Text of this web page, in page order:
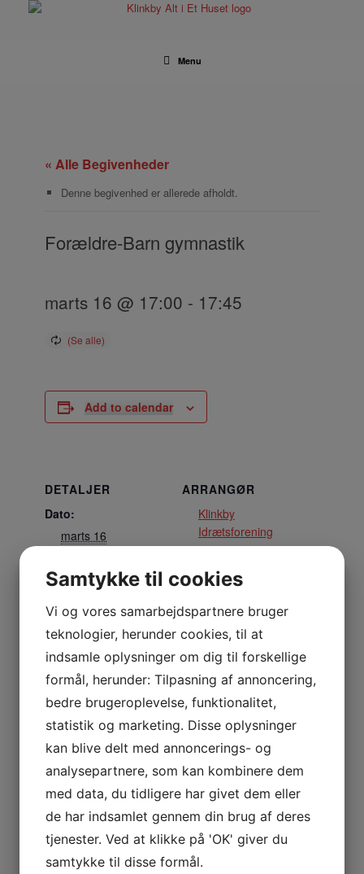
Menu
« Alle Begivenheder
Denne begivenhed er allerede afholdt.
Forældre-Barn gymnastik
marts 16 @ 17:00 - 17:45
Add to calendar
DETALJER
Dato:
marts 16
17:00 - 17:45
STED
Multisalen
Nejrupvej 2, 7620 Lemvig
Lemvig, 7620 Danmark
+ Google Maps
Telefon:
29638527
ARRANGØR
Klinkby
Idrætsforening
Fodbold U.8 drenge LGF Badminton
Samtykke til cookies
Vi og vores samarbejdspartnere bruger
teknologier, herunder cookies, til at
indsamle oplysninger om dig til forskellige
formål, herunder: Tilpasning af annoncering,
bedre brugeroplevelse, funktionalitet,
statistik og marketing. Disse oplysninger
kan blive delt med annoncerings- og
analysepartnere, som kan kombinere dem
med data, du tidligere har givet dem eller
de har indsamlet gennem din brug af deres
tjenester. Ved at klikke på 'OK' giver du
samtykke til disse formål.